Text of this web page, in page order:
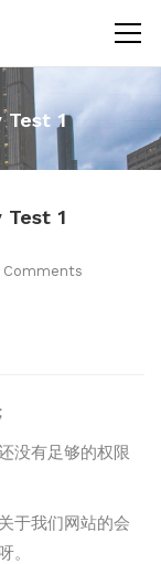
Test 1
Test 1
Comments
没有足够的权限
于我们网站的会
。